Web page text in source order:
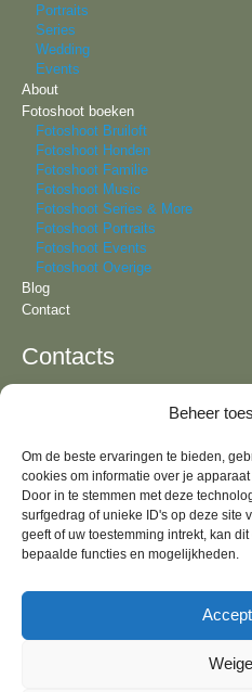
Beheer
Om de beste ervaringen te bieden,
cookies om informatie over je
Door in te stemmen met deze
surfgedrag of unieke ID's op deze site
geeft of uw toestemming intrekt, kan
bepaalde functies en mogelijkheden.
Portraits
Series
Wedding
Events
About
Fotoshoot boeken
Fotoshoot Bruiloft
Fotoshoot Honden
Fotoshoot Familie
Fotoshoot Music
Fotoshoot Series & More
Fotoshoot Portraits
Fotoshoot Events
Fotoshoot Overige
Blog
Contact
Contacts
Email:
Adres:
+31 6 81 57 94 55
info@lizavandeven.nl
Geldrop & fotostudio in
Algemene Voorwaarden